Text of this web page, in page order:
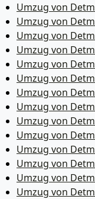
Umzug von
Umzug von
Umzug von
Umzug von
Umzug von
Umzug von
Umzug von
Umzug von
Umzug von
Umzug von
Umzug von
Umzug von
Umzug von
Umzug von